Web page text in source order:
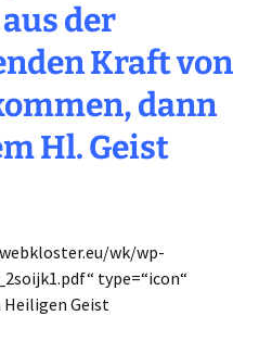
der
Kraft von
dann
Hl. Geist
wk/wp-
type=“icon“
Heiligen Geist